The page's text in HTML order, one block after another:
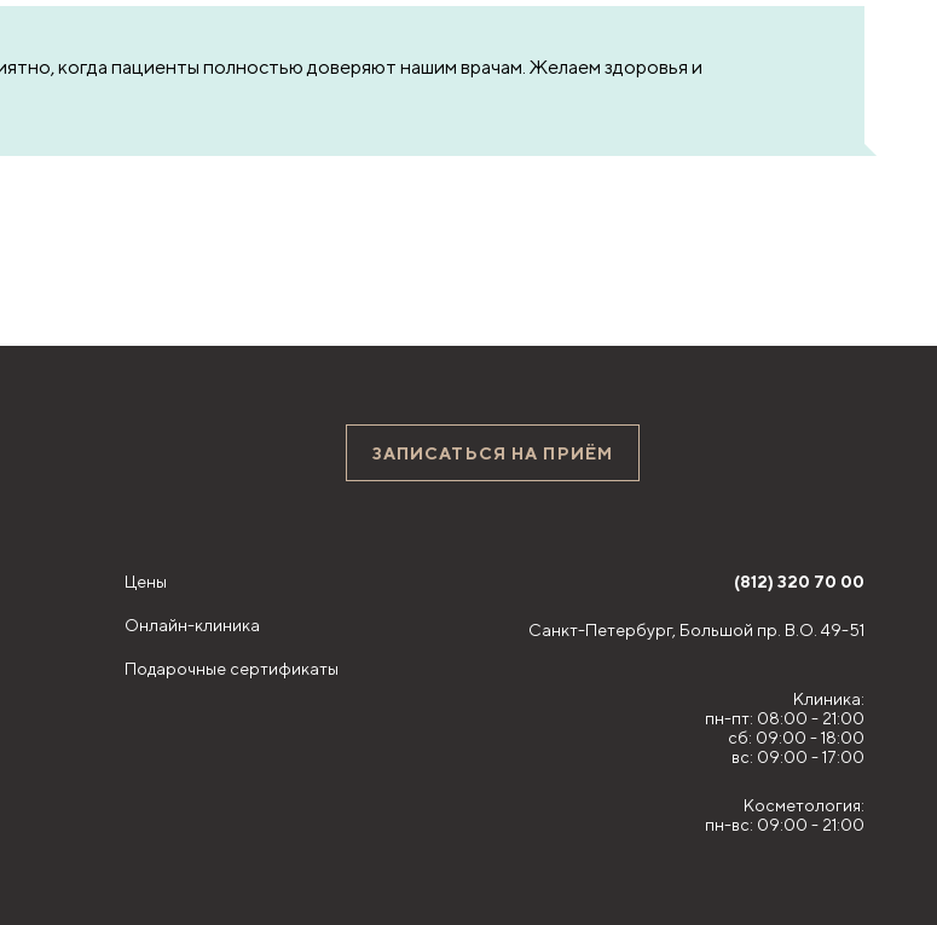
когда пациенты полностью доверяют нашим врачам. Желаем здоровья и
ЗАПИСАТЬСЯ НА ПРИЁМ
Цены
Онлайн-клиника
Подарочные сертификаты
(812) 320 70 00
Санкт-Петербург, Большой пр. В.О. 49-51
Клиника:
пн-пт: 08:00 - 21:00
сб: 09:00 - 18:00
вс: 09:00 - 17:00
Косметология:
пн-вс: 09:00 - 21:00